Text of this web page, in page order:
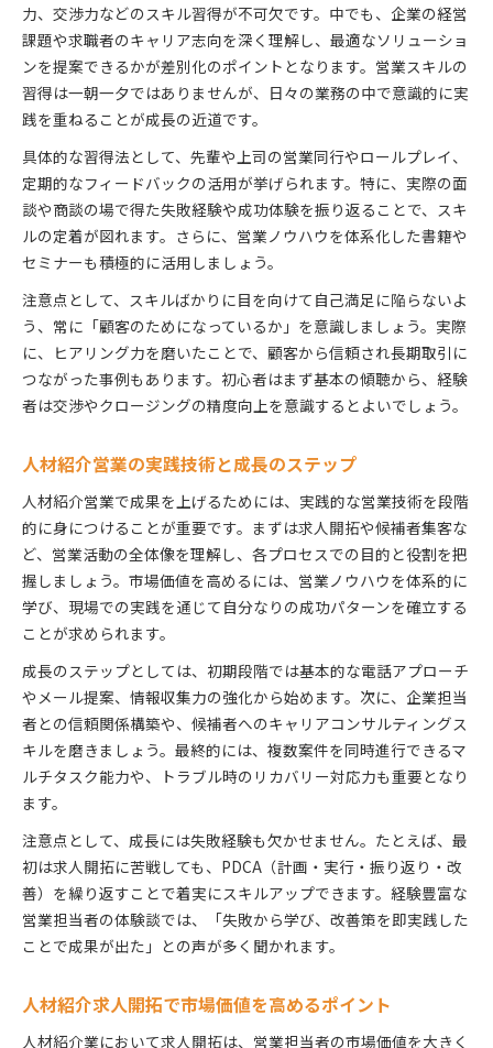
力、交渉力などのスキル習得が不可欠です。中でも、企業の経営
課題や求職者のキャリア志向を深く理解し、最適なソリューショ
ンを提案できるかが差別化のポイントとなります。営業スキルの
習得は一朝一夕ではありませんが、日々の業務の中で意識的に実
践を重ねることが成長の近道です。
具体的な習得法として、先輩や上司の営業同行やロールプレイ、
定期的なフィードバックの活用が挙げられます。特に、実際の面
談や商談の場で得た失敗経験や成功体験を振り返ることで、スキ
ルの定着が図れます。さらに、営業ノウハウを体系化した書籍や
セミナーも積極的に活用しましょう。
注意点として、スキルばかりに目を向けて自己満足に陥らないよ
う、常に「顧客のためになっているか」を意識しましょう。実際
に、ヒアリング力を磨いたことで、顧客から信頼され長期取引に
つながった事例もあります。初心者はまず基本の傾聴から、経験
者は交渉やクロージングの精度向上を意識するとよいでしょう。
人材紹介営業の実践技術と成長のステップ
人材紹介営業で成果を上げるためには、実践的な営業技術を段階
的に身につけることが重要です。まずは求人開拓や候補者集客な
ど、営業活動の全体像を理解し、各プロセスでの目的と役割を把
握しましょう。市場価値を高めるには、営業ノウハウを体系的に
学び、現場での実践を通じて自分なりの成功パターンを確立する
ことが求められます。
成長のステップとしては、初期段階では基本的な電話アプローチ
やメール提案、情報収集力の強化から始めます。次に、企業担当
者との信頼関係構築や、候補者へのキャリアコンサルティングス
キルを磨きましょう。最終的には、複数案件を同時進行できるマ
ルチタスク能力や、トラブル時のリカバリー対応力も重要となり
ます。
注意点として、成長には失敗経験も欠かせません。たとえば、最
初は求人開拓に苦戦しても、PDCA（計画・実行・振り返り・改
善）を繰り返すことで着実にスキルアップできます。経験豊富な
営業担当者の体験談では、「失敗から学び、改善策を即実践した
ことで成果が出た」との声が多く聞かれます。
人材紹介求人開拓で市場価値を高めるポイント
人材紹介業において求人開拓は、営業担当者の市場価値を大きく